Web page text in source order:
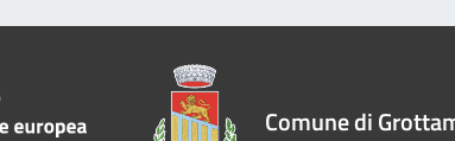
Comune di